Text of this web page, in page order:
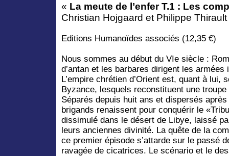
« La meute de l’enfer T.1 : Les
Christian Hojgaard et Philippe Thirault
Editions Humanoïdes associés (12,35 €)
Nous sommes au début du VIe siècle :
d’antan et les barbares dirigent les armées
L’empire chrétien d’Orient est, quant à lui,
Byzance, lesquels reconstituent une
Séparés depuis huit ans et dispersés après
brigands renaissent pour conquérir le
dissimulé dans le désert de Libye, laissé
leurs anciennes divinité. La quête de la
ce premier épisode s’attarde sur le passé
ravagée de cicatrices. Le scénario et le